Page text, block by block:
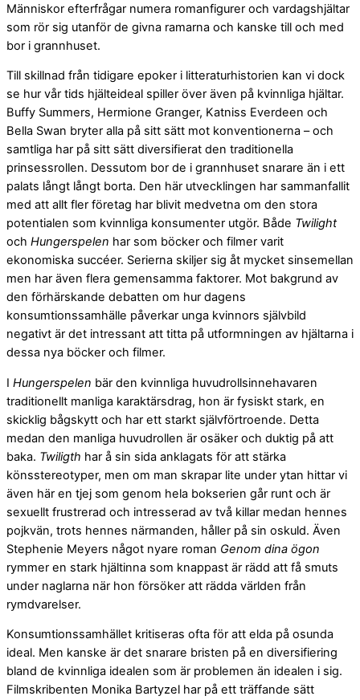
Människor efterfrågar numera romanfigurer och vardagshjältar
som rör sig utanför de givna ramarna och kanske till och med
bor i grannhuset.
Till skillnad från tidigare epoker i litteraturhistorien kan vi dock
se hur vår tids hjälteideal spiller över även på kvinnliga hjältar.
Buffy Summers, Hermione Granger, Katniss Everdeen och
Bella Swan bryter alla på sitt sätt mot konventionerna – och
samtliga har på sitt sätt diversifierat den traditionella
prinsessrollen. Dessutom bor de i grannhuset snarare än i ett
palats långt långt borta. Den här utvecklingen har sammanfallit
med att allt fler företag har blivit medvetna om den stora
potentialen som kvinnliga konsumenter utgör. Både Twilight
och Hungerspelen har som böcker och filmer varit
ekonomiska succéer. Serierna skiljer sig åt mycket sinsemellan
men har även flera gemensamma faktorer. Mot bakgrund av
den förhärskande debatten om hur dagens
konsumtionssamhälle påverkar unga kvinnors självbild
negativt är det intressant att titta på utformningen av hjältarna i
dessa nya böcker och filmer.
I Hungerspelen bär den kvinnliga huvudrollsinnehavaren
traditionellt manliga karaktärsdrag, hon är fysiskt stark, en
skicklig bågskytt och har ett starkt självförtroende. Detta
medan den manliga huvudrollen är osäker och duktig på att
baka. Twiligth har å sin sida anklagats för att stärka
könsstereotyper, men om man skrapar lite under ytan hittar vi
även här en tjej som genom hela bokserien går runt och är
sexuellt frustrerad och intresserad av två killar medan hennes
pojkvän, trots hennes närmanden, håller på sin oskuld. Även
Stephenie Meyers något nyare roman Genom dina ögon
rymmer en stark hjältinna som knappast är rädd att få smuts
under naglarna när hon försöker att rädda världen från
rymdvarelser.
Konsumtionssamhället kritiseras ofta för att elda på osunda
ideal. Men kanske är det snarare bristen på en diversifiering
bland de kvinnliga idealen som är problemen än idealen i sig.
Filmskribenten Monika Bartyzel har på ett träffande sätt